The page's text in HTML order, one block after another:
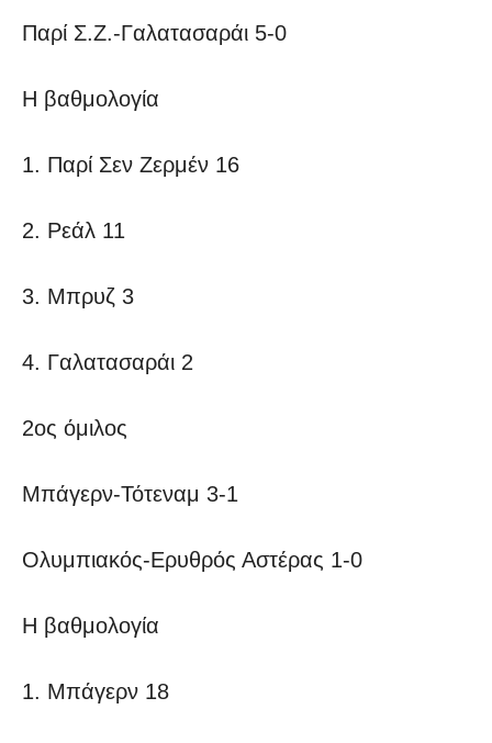
Παρί Σ.Ζ.-Γαλατασαράι 5-0
Η βαθμολογία
1. Παρί Σεν Ζερμέν 16
2. Ρεάλ 11
3. Μπρυζ 3
4. Γαλατασαράι 2
2ος όμιλος
Μπάγερν-Τότεναμ 3-1
Ολυμπιακός-Ερυθρός Αστέρας 1-0
Η βαθμολογία
1. Μπάγερν 18